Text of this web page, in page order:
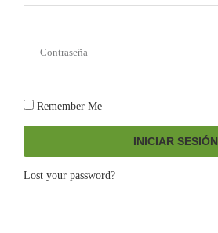
Remember Me
INICIAR SESIÓN
Lost your password?